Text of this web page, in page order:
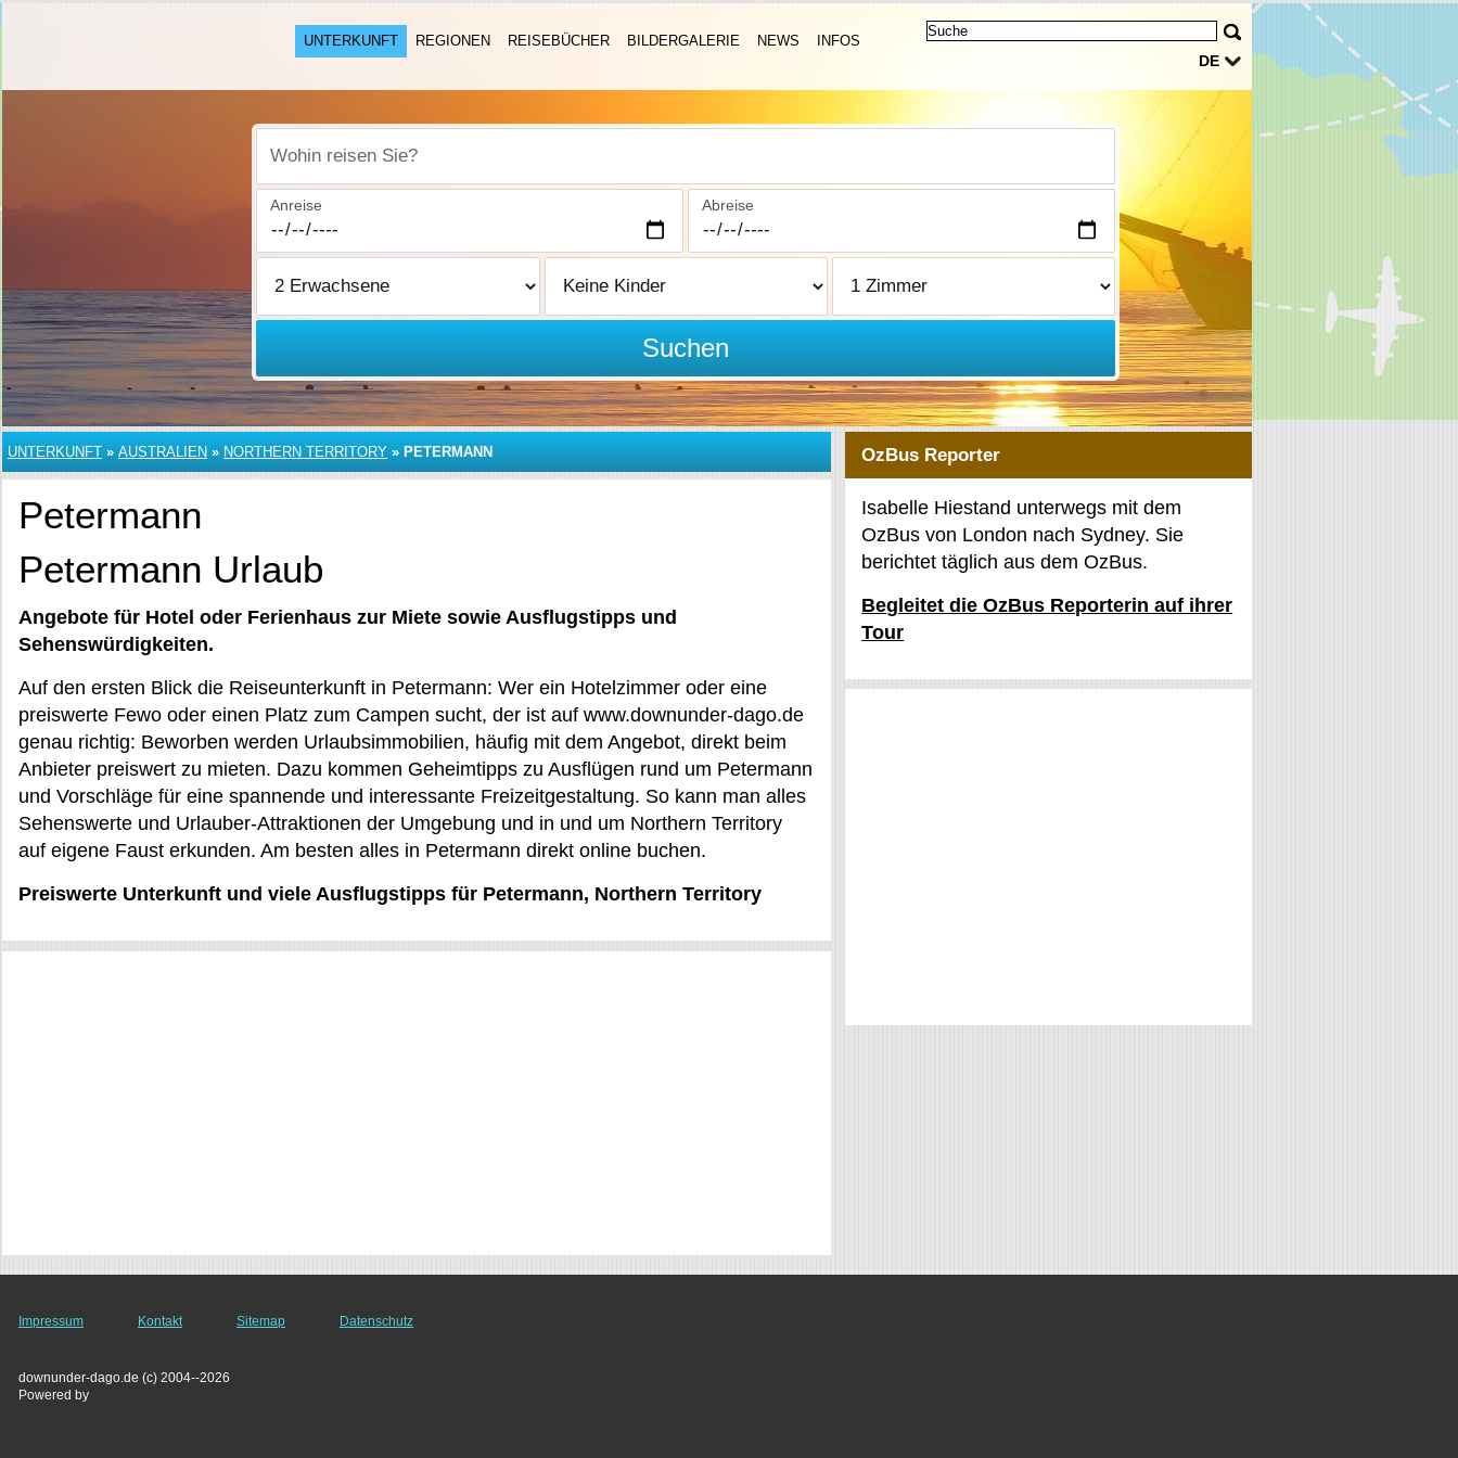
DE
UNTERKUNFT REGIONEN REISEBÜCHER BILDERGALERIE NEWS INFOS
Wohin reisen Sie?
Anreise Abreise
Suchen
UNTERKUNFT » AUSTRALIEN » NORTHERN TERRITORY » PETERMANN
Petermann
Petermann Urlaub
Angebote für Hotel oder Ferienhaus zur Miete sowie Ausflugstipps und
Sehenswürdigkeiten.
Auf den ersten Blick die Reiseunterkunft in Petermann: Wer ein Hotelzimmer oder eine
preiswerte Fewo oder einen Platz zum Campen sucht, der ist auf www.downunder-dago.de
genau richtig: Beworben werden Urlaubsimmobilien, häufig mit dem Angebot, direkt beim
Anbieter preiswert zu mieten. Dazu kommen Geheimtipps zu Ausflügen rund um Petermann
und Vorschläge für eine spannende und interessante Freizeitgestaltung. So kann man alles
Sehenswerte und Urlauber-Attraktionen der Umgebung und in und um Northern Territory
auf eigene Faust erkunden. Am besten alles in Petermann direkt online buchen.
Preiswerte Unterkunft und viele Ausflugstipps für Petermann, Northern Territory
OzBus Reporter
Isabelle Hiestand unterwegs mit dem
OzBus von London nach Sydney. Sie
berichtet täglich aus dem OzBus.
Begleitet die OzBus Reporterin auf ihrer
Tour
Impressum Kontakt Sitemap Datenschutz
downunder-dago.de (c) 2004--2026
Powered by